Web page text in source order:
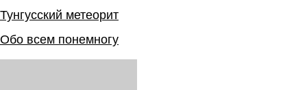
Тунгусский метеорит
Обо всем понемногу